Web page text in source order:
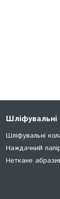
Шліфувальні
Шліфувальні
Наждачний
Неткане